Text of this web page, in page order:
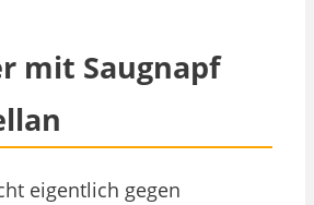
mit Saugnapf
eigentlich gegen